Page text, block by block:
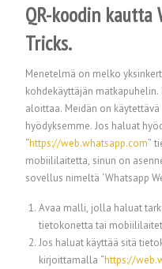
QR-koodin kautta
Tricks.
Menetelmä on melko
kohdekäyttäjän
aloittaa. Meidän on käytettävä
hyödyksemme. Jos haluat
“https://web.whatsapp.com”
mobiililaitetta, sinun on
sovellus nimeltä ‘Whatsapp
Avaa malli, jolla haluat
tietokonetta tai
Jos haluat käyttää sitä
kirjoittamalla “https://